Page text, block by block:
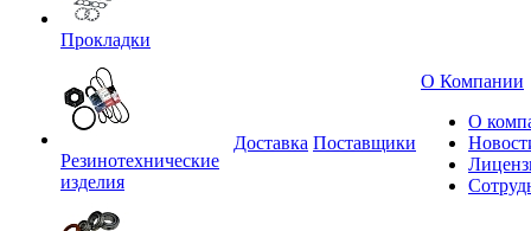
Прокладки
Резинотехнические
изделия
Доставка Поставщики
О Компании
О